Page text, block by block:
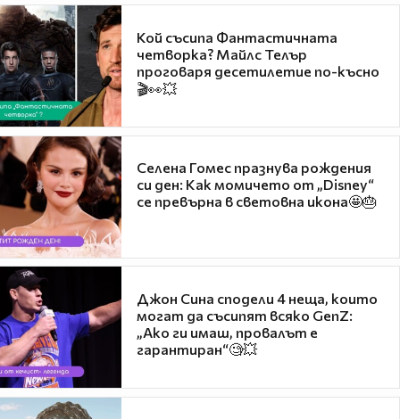
Кой съсипа Фантастичната
четворка? Майлс Телър
проговаря десетилетие по-късно
🎬👀💥
Селена Гомес празнува рождения
си ден: Как момичето от „Disney“
се превърна в световна икона🤩🎂
Джон Сина сподели 4 неща, които
могат да съсипят всяко GenZ:
„Ако ги имаш, провалът е
гарантиран“🧐💥